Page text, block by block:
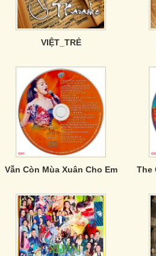
VIỆT_TRẺ
Vẫn Còn Mùa Xuân Cho Em